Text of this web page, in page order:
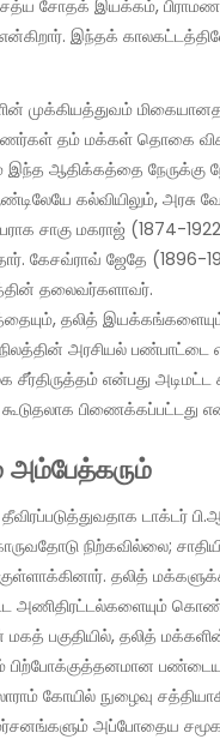
சோதக் இயக்கம், பிராமண
இந்தக்
முக்கியத்துவம்
தம் மக்கள் தொகை
ஆதிக்கத்தை நேருக்கு
கல்வியிலும்,
சாகு மகராஜ் (1874-
கேசவ்ராவ் ஜேதே
தலைவர்களாவர்.
தலித்
அரசியல் பண்பாட்டை
என்பது அடிமட்ட
பிணைக்கப்பட்டது
அம்பேத்கரும்
நிற்கவில்லை;
தலித்
அணிதிரட்டல்களையும்
மகத் பகுதியில், தலித்
பிற்போக்குத்தனமான
கோயில் நுழைவு
அப்போதைய